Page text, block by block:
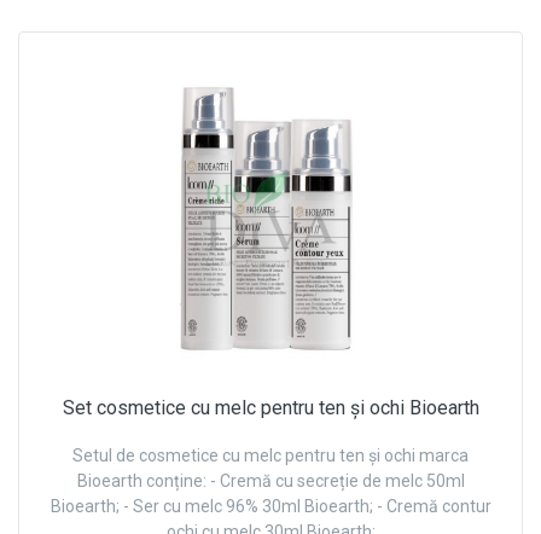
Set cosmetice cu melc pentru ten și ochi Bioearth
Setul de cosmetice cu melc pentru ten și ochi marca
Bioearth conține: - Cremă cu secreție de melc 50ml
Bioearth; - Ser cu melc 96% 30ml Bioearth; - Cremă contur